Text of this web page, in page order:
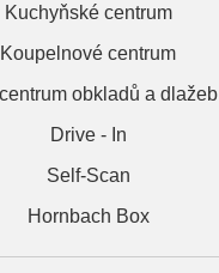
Kuchyňské centrum
Koupelnové centrum
obkladů a dlažeb
Drive - In
Self-Scan
Hornbach Box